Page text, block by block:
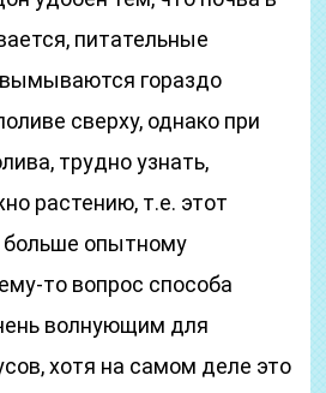
питательные
гораздо
сверху, однако при
трудно узнать,
растению, т.е. этот
больше опытному
то вопрос способа
волнующим для
хотя на самом деле это